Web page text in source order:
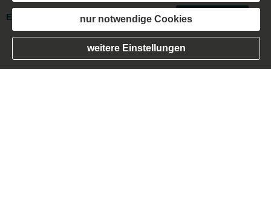
Erstinformation Beschwerden·Cookies Vertrag widerrufen
nur notwendige Cookies
weitere Einstellungen